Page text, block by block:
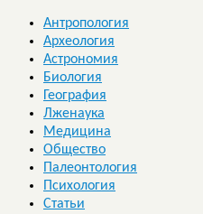
Антропология
Археология
Астрономия
Биология
География
Лженаука
Медицина
Общество
Палеонтология
Психология
Статьи